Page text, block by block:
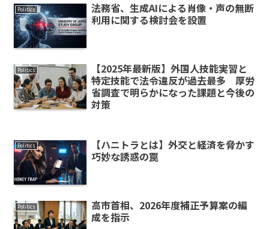
Politics
法務省、生成AIによる肖像・声の無断
利用に関する検討会を設置
Politics
【2025年最新版】外国人技能実習と
特定技能で法令違反が過去最多 厚労
省調査で明らかになった課題と今後の
対策
Politics
【ハニトラとは】外交と経済を脅かす
巧妙な誘惑の罠
Politics
高市首相、2026年度補正予算案の編
成を指示